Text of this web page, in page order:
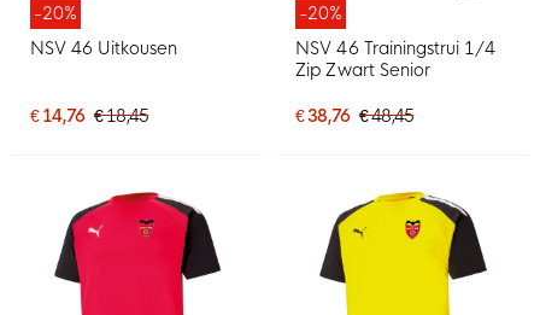
-20%
NSV 46 Uitkousen
€ 14,76 € 18,45
-20%
NSV 46 Trainingstrui 1/4
Zip Zwart Senior
€ 38,76 € 48,45